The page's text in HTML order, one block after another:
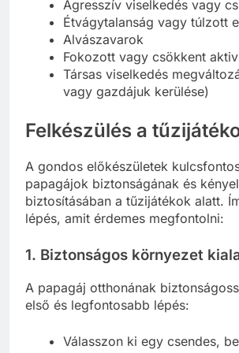
Agresszív viselkedés vagy
Étvágytalanság vagy túlzott
Alvászavarok
Fokozott vagy csökkent
Társas viselkedés
vagy gazdájuk kerülése)
Felkészülés a
A gondos előkészületek
papagájok biztonságának és
biztosításában a tűzijátékok alatt.
lépés, amit érdemes megfontolni:
1. Biztonságos környezet
A papagáj otthonának
első és legfontosabb lépés:
Válasszon ki egy csendes,